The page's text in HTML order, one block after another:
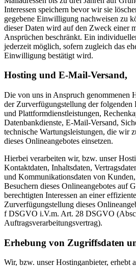
Interessen speichern bevor wir sie
gegebene Einwilligung nachweisen zu
dieser Daten wird auf den Zweck einer
Ansprüchen beschränkt. Ein
jederzeit möglich, sofern zugleich das
Einwilligung bestätigt wird.
Hosting und E-Mail-Versand,
Die von uns in Anspruch genommenen
der Zurverfügungstellung der
und Plattformdienstleistungen,
Datenbankdienste, E-Mail-Versand,
technische Wartungsleistungen, die wir
dieses Onlineangebotes einsetzen.
Hierbei verarbeiten wir, bzw. unser
Kontaktdaten, Inhaltsdaten,
und Kommunikationsdaten von Kunden,
Besuchern dieses Onlineangebotes auf
berechtigten Interessen an einer
Zurverfügungstellung dieses
f DSGVO i.V.m. Art. 28 DSGVO
Auftragsverarbeitungsvertrag).
Erhebung von Zugriffsdaten
Wir, bzw. unser Hostinganbieter, erhebt